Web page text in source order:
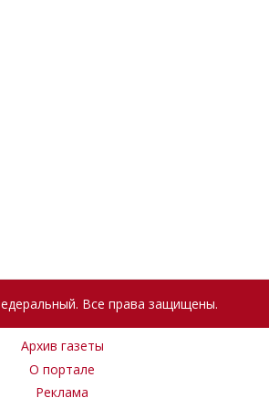
Все права защищены.
Архив газеты
О портале
Реклама